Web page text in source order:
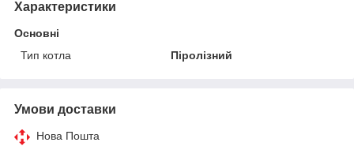
Характеристики
Основні
Тип котла
Піролізний
Умови доставки
Нова Пошта